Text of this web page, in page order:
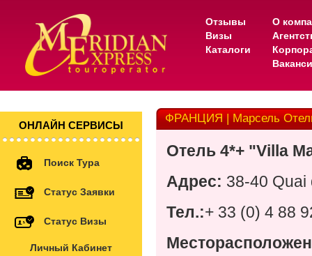
Отзывы
Визы
Каталоги
О
ОНЛАЙН СЕРВИСЫ
Поиск Тура
Статус Заявки
Статус Визы
Личный Кабинет
ФРАНЦИЯ | Марсель
Отель 4*+ "Villa
Адрес: 38-40 Quai
Тел.:+ 33 (0) 4 88